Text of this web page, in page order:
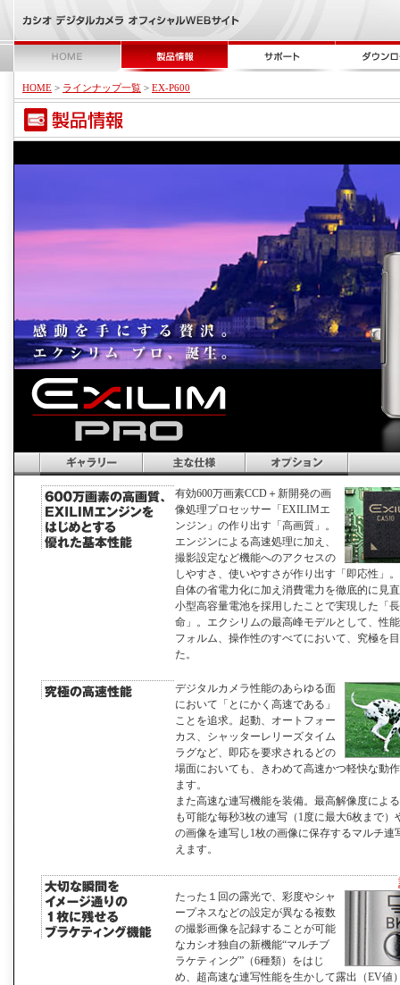
HOME > ラインナップ一覧 > EX-P600
有効600万画素CCD＋新開発の画
像処理プロセッサー「EXILIMエ
ンジン」の作り出す「高画質」。
エンジンによる高速処理に加え、
撮影設定など機能へのアクセスの
しやすさ、使いやすさが作り出す「即応性」
自体の省電力化に加え消費電力を徹底的に見
小型高容量電池を採用したことで実現した「
命」。エクシリムの最高峰モデルとして、性
フォルム、操作性のすべてにおいて、究極を
た。
デジタルカメラ性能のあらゆる面
において「とにかく高速である」
ことを追求。起動、オートフォー
カス、シャッターレリーズタイム
ラグなど、即応を要求されるどの
場面においても、きわめて高速かつ軽快な動
ます。
また高速な連写機能を装備。最高解像度によ
も可能な毎秒3枚の連写（1度に最大6枚まで）
の画像を連写し1枚の画像に保存するマルチ連
えます。
たった１回の露光で、彩度やシャ
ープネスなどの設定が異なる複数
の撮影画像を記録することが可能
なカシオ独自の新機能“マルチブ
ラケティング”（6種類）をはじ
め、超高速な連写性能を生かして露出（EV値